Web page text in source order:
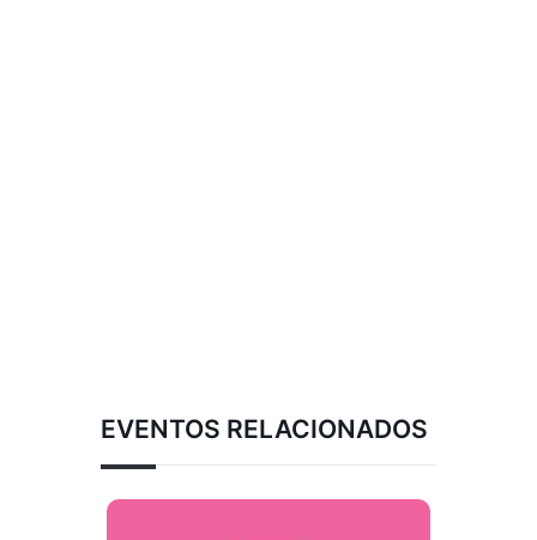
EVENTOS RELACIONADOS